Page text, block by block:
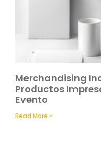
Merchandising
Productos
Evento
Read More »